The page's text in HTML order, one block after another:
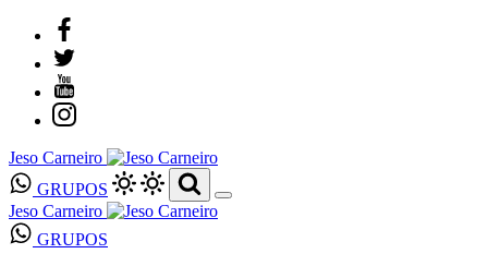
Jeso Carneiro
GRUPOS
Jeso Carneiro
GRUPOS